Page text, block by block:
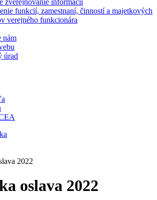
zverejňovanie informácií
funkcií, zamestnaní, činností a majetkových
verejného funkcionára
nám
úrad
2022
oslava 2022